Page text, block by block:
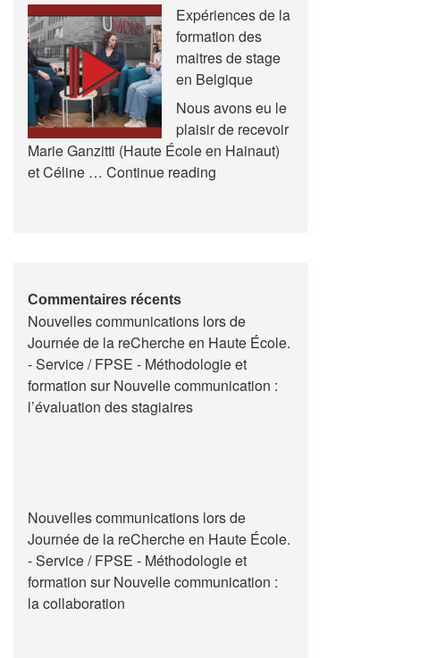
Éducation
et
en
Formation
(AREF)
Expériences de la
formation des
maitres de stage
en Belgique
Nous avons eu le
plaisir de recevoir
Marie Ganzitti (Haute École en Hainaut)
et Céline …Continue reading
stage
en
Belgique
Commentaires récents
Nouvelles communications lors de
Journée de la reCherche en Haute École.
- Service / FPSE - Méthodologie et
formation surNouvelle communication :
l’évaluation des stagiaires
Nouvelles communications lors de
Journée de la reCherche en Haute École.
- Service / FPSE - Méthodologie et
formation surNouvelle communication :
la collaboration